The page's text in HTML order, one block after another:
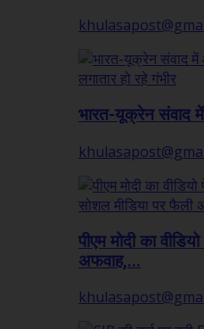
भारत-यूक्रेन संवाद
पीएम मोदी का
अफवाह,...